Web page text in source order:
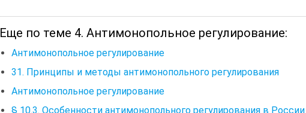
Еще по теме 4. Антимонопольное регулирование:
Антимонопольное регулирование
31. Принципы и методы антимонопольного регулирования
Антимонопольное регулирование
§ 10.3. Особенности антимонопольного регулирования в России